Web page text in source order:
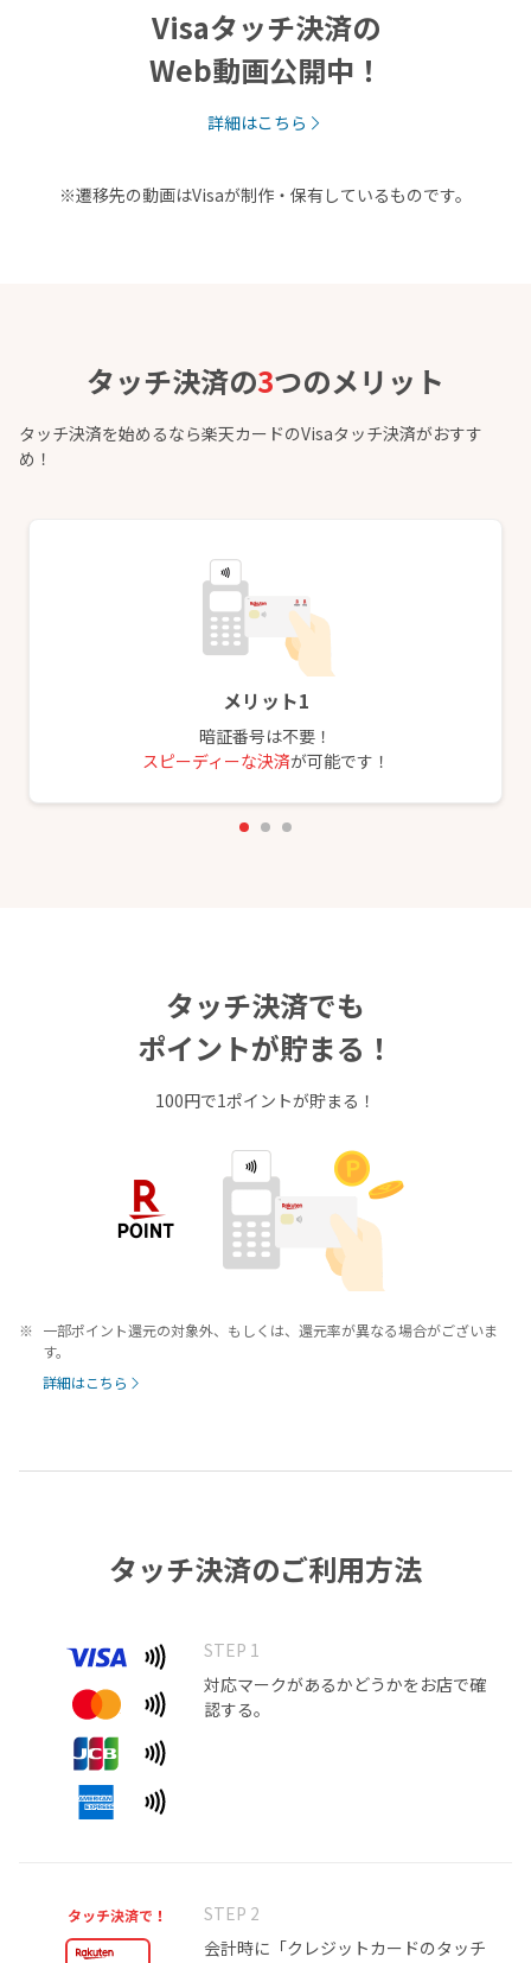
Visaタッチ決済の
Web動画公開中！
詳細はこちら
※遷移先の動画はVisaが制作・保有しているものです。
タッチ決済の3つのメリット
タッチ決済を始めるなら楽天カードのVisaタッチ決済がおすす
め！
メリット1
暗証番号は不要！
スピーディーな決済が可能です！
タッチ決済でも
ポイントが貯まる！
100円で1ポイントが貯まる！
一部ポイント還元の対象外、もしくは、還元率が異なる場合がございま
す。
詳細はこちら
タッチ決済のご利用方法
STEP 1
対応マークがあるかどうかをお店で確
認する。
STEP 2
会計時に「クレジットカードのタッチ